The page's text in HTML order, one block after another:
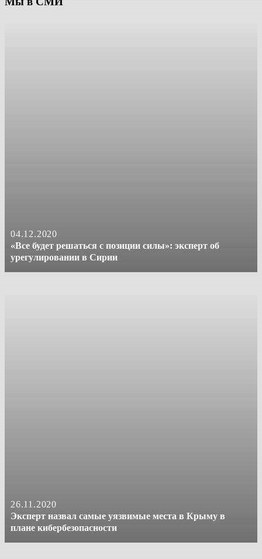
04.12.2020
«Все будет решаться с позиции силы»: эксперт об
урегулировании в Сирии
26.11.2020
Эксперт назвал самые уязвимые места в Крыму в
плане кибербезопасности